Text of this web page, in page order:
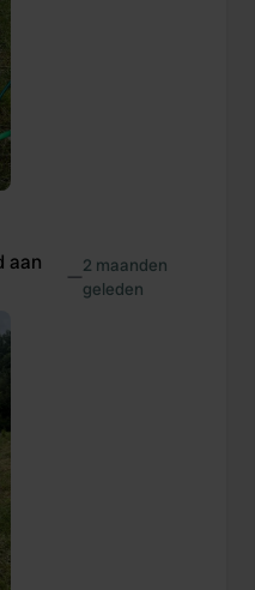
aan
—2 maanden
geleden